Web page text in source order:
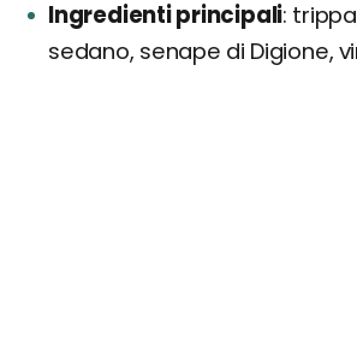
Ingredienti principali
sedano, senape di Digione,